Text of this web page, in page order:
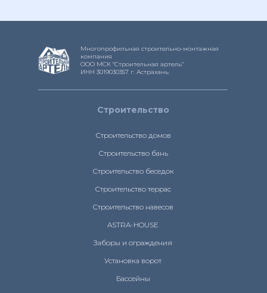
Многопрофильная строительно-монтажная
компания
ООО МСК "Строительная артель"
ИНН 3019030357 г. Астрахань
Строительство
Строительство домов
ASTRA-HOUSE
Бассейны
Заборы и ограждения
Установка ворот
Строительство бань
Строительство навесов
Строительство беседок
Строительство террас